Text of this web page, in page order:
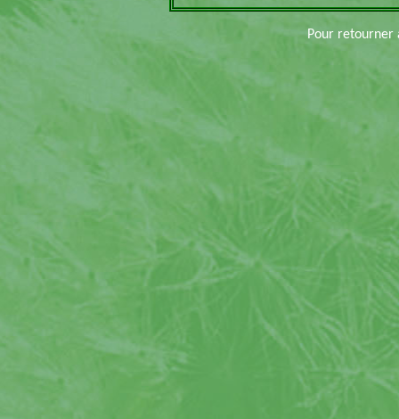
Pour retourner